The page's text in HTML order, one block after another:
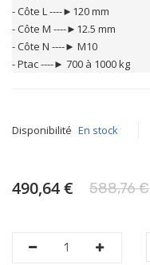
- Côte L ----►120 mm
- Côte M ----►12.5 mm
- Côte N ----► M10
- Ptac ----► 700 à 1000 kg
Disponibilité En stock
490,64 € 588,76 €